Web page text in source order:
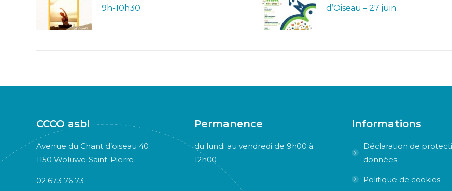
9h-10h30
d’Oiseau – 27 juin
CCCO asbl
Avenue du Chant d’oiseau 40
1150 Woluwe-Saint-Pierre
02 673 76 73 -
Permanence
du lundi au vendredi de 9h00 à
12h00
Informations
Déclaration de
données
Politique de cookies